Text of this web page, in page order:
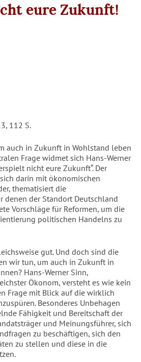
eure Zukunft!
112 S.
auch in Zukunft in Wohlstand leben
Frage widmet sich Hans-Werner
nicht eure Zukunft“. Der
darin mit ökonomischen
thematisiert die
denen der Standort Deutschland
Vorschläge für Reformen, um die
politischen Handelns zu
gut. Und doch sind die
wir tun, um auch in Zukunft in
Hans-Werner Sinn,
Ökonom, versteht es wie kein
Frage mit Blick auf die wirklich
Besonderes Unbehagen
Fähigkeit und Bereitschaft der
und Meinungsführer, sich
zu beschäftigen, sich den
zu stellen und diese in die